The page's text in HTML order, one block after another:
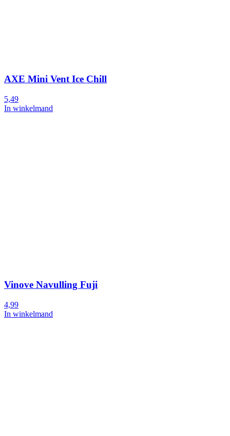
AXE Mini Vent Ice Chill
5,49
In winkelmand
Vinove Navulling Fuji
4,99
In winkelmand